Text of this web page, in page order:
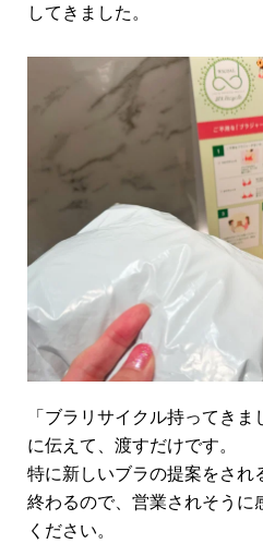
してきました。
「ブラリサイクル持ってき
に伝えて、渡すだけです。
特に新しいブラの提案をされ
終わるので、営業されそうに
ください。